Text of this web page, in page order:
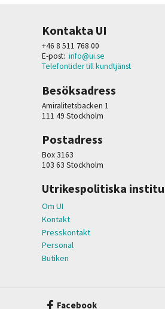
Kontakta UI
+46 8 511 768 00
E-post: info@ui.se
Telefontider till kundtjänst
Besöksadress
Amiralitetsbacken 1
111 49 Stockholm
Postadress
Box 3163
103 63 Stockholm
Utrikespolitiska
Om UI
Kontakt
Presskontakt
Personal
Butiken
Facebook